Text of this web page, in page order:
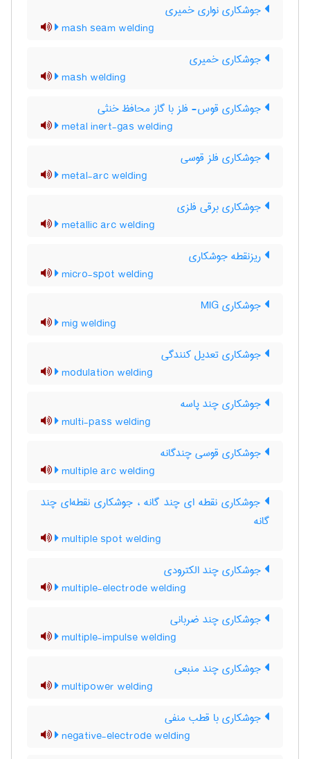
جوشکاری نواری خمیری
mash seam welding
جوشکاری خمیری
mash welding
جوشکاری قوس- فلز با گاز محافظ خنثی
metal inert-gas welding
جوشکاری فلز قوسی
metal-arc welding
جوشکاری برقی فلزی
metallic arc welding
ریزنقطه جوشکاری
micro-spot welding
جوشکاری MIG
mig welding
جوشکاری تعدیل کنندگی
modulation welding
جوشکاری چند پاسه
multi-pass welding
جوشکاری قوسی چندگانه
multiple arc welding
جوشکاری نقطه ای چند گانه ، جوشکاری نقطه‌ای چند
گانه
multiple spot welding
جوشکاری چند الکترودی
multiple-electrode welding
جوشکاری چند ضربانی
multiple-impulse welding
جوشکاری چند منبعی
multipower welding
جوشکاری با قطب منفی
negative-electrode welding